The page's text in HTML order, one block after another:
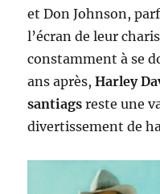
et Don Johnson,
l’écran de leur
constamment à se
ans après,Harley
santiags reste une
divertissement de